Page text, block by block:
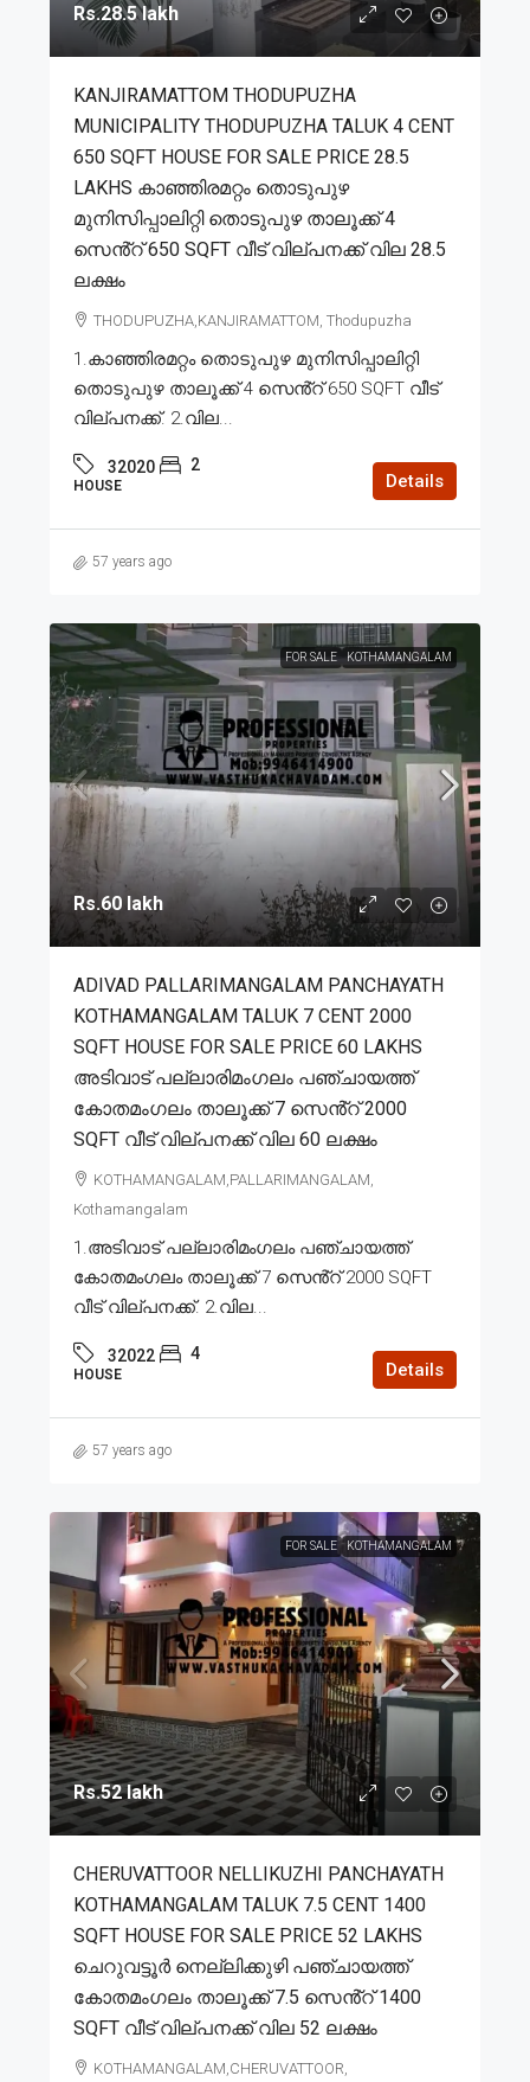
Rs.28.5 lakh
KANJIRAMATTOM THODUPUZHA
MUNICIPALITY THODUPUZHA TALUK 4 CENT
650 SQFT HOUSE FOR SALE PRICE 28.5
LAKHS കാഞ്ഞിരമറ്റം തൊടുപുഴ
മുനിസിപ്പാലിറ്റി തൊടുപുഴ താലൂക്ക് 4
സെൻ്റ് 650 SQFT വീട് വില്പനക്ക് വില 28.5
ലക്ഷം
THODUPUZHA,KANJIRAMATTOM, Thodupuzha
1.കാഞ്ഞിരമറ്റം തൊടുപുഴ മുനിസിപ്പാലിറ്റി
തൊടുപുഴ താലൂക്ക് 4 സെൻ്റ് 650 SQFT വീട്
വില്പനക്ക്. 2.വില...
32020 2
HOUSE Details
57 years ago
FOR SALE KOTHAMANGALAM
Rs.60 lakh
ADIVAD PALLARIMANGALAM PANCHAYATH
KOTHAMANGALAM TALUK 7 CENT 2000
SQFT HOUSE FOR SALE PRICE 60 LAKHS
അടിവാട് പല്ലാരിമംഗലം പഞ്ചായത്ത്
കോതമംഗലം താലൂക്ക് 7 സെൻ്റ് 2000
SQFT വീട് വില്പനക്ക് വില 60 ലക്ഷം
KOTHAMANGALAM,PALLARIMANGALAM,
Kothamangalam
1.അടിവാട് പല്ലാരിമംഗലം പഞ്ചായത്ത്
കോതമംഗലം താലൂക്ക് 7 സെൻ്റ് 2000 SQFT
വീട് വില്പനക്ക്. 2.വില...
32022 4
HOUSE Details
57 years ago
FOR SALE KOTHAMANGALAM
Rs.52 lakh
CHERUVATTOOR NELLIKUZHI PANCHAYATH
KOTHAMANGALAM TALUK 7.5 CENT 1400
SQFT HOUSE FOR SALE PRICE 52 LAKHS
ചെറുവട്ടൂർ നെല്ലിക്കുഴി പഞ്ചായത്ത്
കോതമംഗലം താലൂക്ക് 7.5 സെൻ്റ് 1400
SQFT വീട് വില്പനക്ക് വില 52 ലക്ഷം
KOTHAMANGALAM,CHERUVATTOOR,